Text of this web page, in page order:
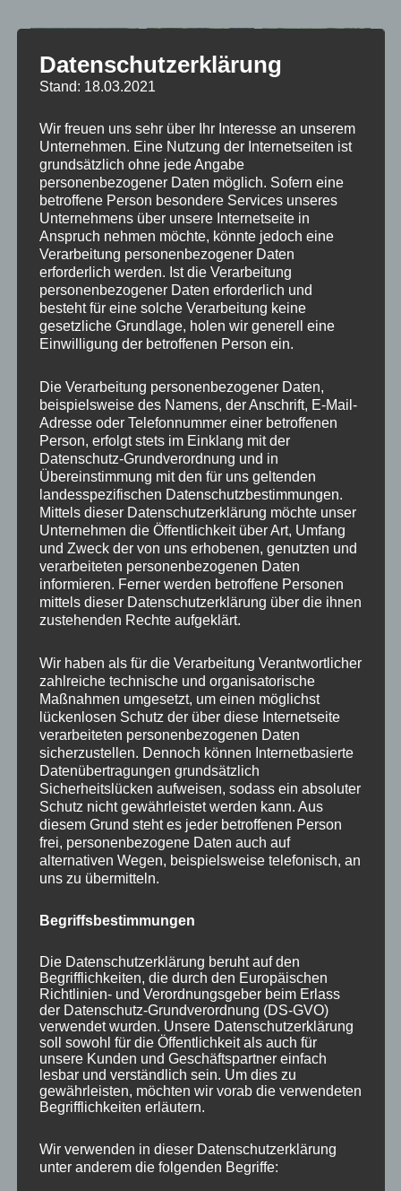
Besonders beeindruckend ist die Herdeweißes
Rotwild, die natürlich in dieser Form nicht
überall zu finden ist. Man ruhte bei meinem
Besuch, der Eindruck war dennoch
überwältigend.
Natürlich darf in einem Wildpark auch
Schwarzwildnicht fehlen und das tut es in
Eekholt auch nicht. Irgendwie hatte ich bei den
wären sicher noch schönere Bilder zu Stande
Datenschutzerklärung
Stand: 18.03.2021
Wir freuen uns sehr über Ihr Interesse an unserem
Unternehmen. Eine Nutzung der Internetseiten ist
grundsätzlich ohne jede Angabe
personenbezogener Daten möglich. Sofern eine
betroffene Person besondere Services unseres
Unternehmens über unsere Internetseite in
Anspruch nehmen möchte, könnte jedoch eine
Verarbeitung personenbezogener Daten
erforderlich werden. Ist die Verarbeitung
personenbezogener Daten erforderlich und
besteht für eine solche Verarbeitung keine
gesetzliche Grundlage, holen wir generell eine
Einwilligung der betroffenen Person ein.
Die Verarbeitung personenbezogener Daten,
beispielsweise des Namens, der Anschrift, E-Mail-
Adresse oder Telefonnummer einer betroffenen
Person, erfolgt stets im Einklang mit der
Datenschutz-Grundverordnung und in
Übereinstimmung mit den für uns geltenden
landesspezifischen Datenschutzbestimmungen.
Mittels dieser Datenschutzerklärung möchte unser
Unternehmen die Öffentlichkeit über Art, Umfang
und Zweck der von uns erhobenen, genutzten und
verarbeiteten personenbezogenen Daten
informieren. Ferner werden betroffene Personen
mittels dieser Datenschutzerklärung über die ihnen
zustehenden Rechte aufgeklärt.
Wir haben als für die Verarbeitung Verantwortlicher
zahlreiche technische und organisatorische
Maßnahmen umgesetzt, um einen möglichst
lückenlosen Schutz der über diese Internetseite
verarbeiteten personenbezogenen Daten
sicherzustellen. Dennoch können Internetbasierte
Datenübertragungen grundsätzlich
Sicherheitslücken aufweisen, sodass ein absoluter
Schutz nicht gewährleistet werden kann. Aus
diesem Grund steht es jeder betroffenen Person
frei, personenbezogene Daten auch auf
alternativen Wegen, beispielsweise telefonisch, an
uns zu übermitteln.
Begriffsbestimmungen
Die Datenschutzerklärung beruht auf den
Begrifflichkeiten, die durch den Europäischen
Richtlinien- und Verordnungsgeber beim Erlass
der Datenschutz-Grundverordnung (DS-GVO)
verwendet wurden. Unsere Datenschutzerklärung
soll sowohl für die Öffentlichkeit als auch für
unsere Kunden und Geschäftspartner einfach
lesbar und verständlich sein. Um dies zu
gewährleisten, möchten wir vorab die verwendeten
Begrifflichkeiten erläutern.
Wir verwenden in dieser Datenschutzerklärung
unter anderem die folgenden Begriffe: